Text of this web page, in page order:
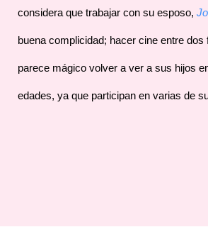
considera que trabajar con su esposo,
buena complicidad; hacer cine entre dos
parece mágico volver a ver a sus hijos
edades, ya que participan en varias de